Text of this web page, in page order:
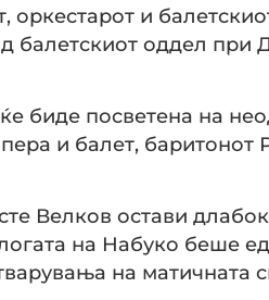
оркестарот и
балетскиот оддел
биде посветена на
и балет, баритонот
Велков остави
на Набуко беше
на матичната